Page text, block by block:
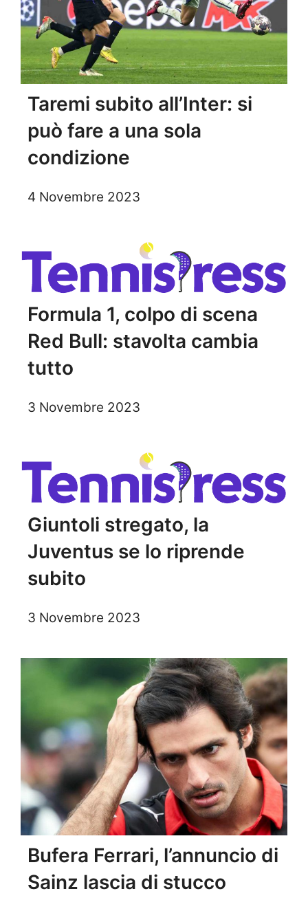
Taremi subito all’Inter: si
può fare a una sola
condizione
4 Novembre 2023
Formula 1, colpo di scena
Red Bull: stavolta cambia
tutto
3 Novembre 2023
Giuntoli stregato, la
Juventus se lo riprende
subito
3 Novembre 2023
Bufera Ferrari, l’annuncio di
Sainz lascia di stucco